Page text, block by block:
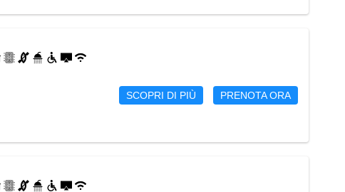
SCOPRI DI PIÙ PRENOTA ORA